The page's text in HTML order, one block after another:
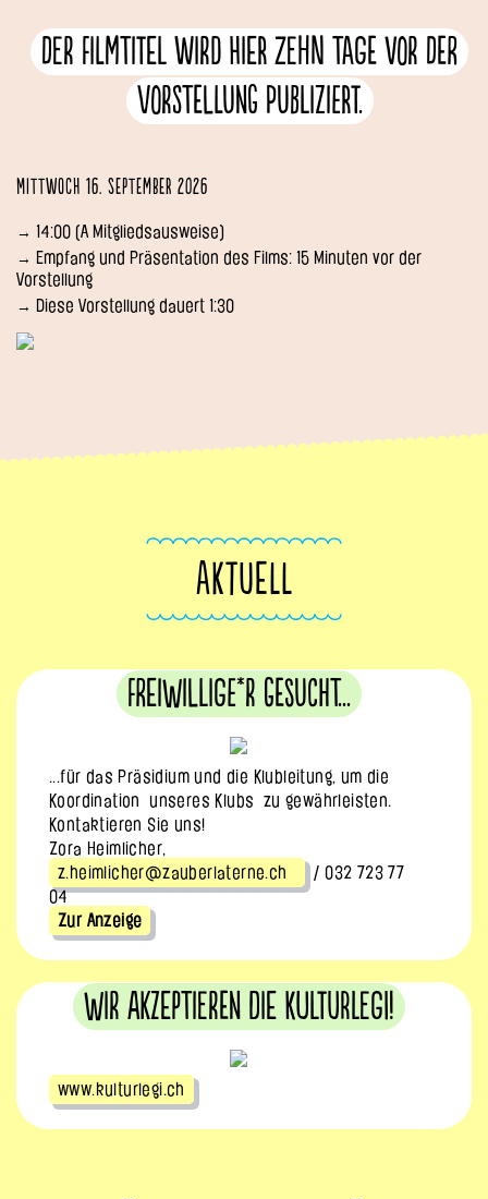
Der Filmtitel wird hier zehn Tage vor der
Vorstellung publiziert.
Mittwoch 16. September 2026
→ 14:00 (A Mitgliedsausweise)
→ Empfang und Präsentation des Films: 15 Minuten vor der
Vorstellung
→ Diese Vorstellung dauert 1:30
AKTUELL
Freiwillige*r gesucht...
...für das Präsidium und die Klubleitung, um die
Koordination unseres Klubs zu gewährleisten.
Kontaktieren Sie uns!
Zora Heimlicher,
z.heimlicher@zauberlaterne.ch
/ 032 723 77
04
Zur Anzeige
Wir akzeptieren die KulturLegi!
www.kulturlegi.ch